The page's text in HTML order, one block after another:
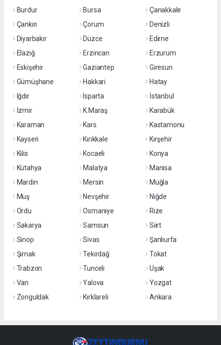
Burdur
Bursa
Çanakkale
Çankırı
Çorum
Denizli
Diyarbakır
Düzce
Edirne
Elazığ
Erzincan
Erzurum
Eskişehir
Gaziantep
Giresun
Gümüşhane
Hakkari
Hatay
Iğdır
Isparta
İstanbul
İzmir
K.Maraş
Karabük
Karaman
Kars
Kastamonu
Kayseri
Kırıkkale
Kırşehir
Kilis
Kocaeli
Konya
Kütahya
Malatya
Manisa
Mardin
Mersin
Muğla
Muş
Nevşehir
Niğde
Ordu
Osmaniye
Rize
Sakarya
Samsun
Siirt
Sinop
Sivas
Şanlıurfa
Şırnak
Tekirdağ
Tokat
Trabzon
Tunceli
Uşak
Van
Yalova
Yozgat
Zonguldak
Kırklareli Ankara